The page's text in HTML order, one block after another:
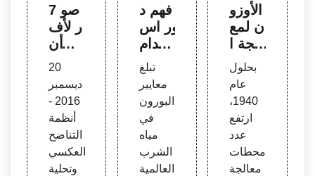
7 صو
ر لأف
ضل أن
ظمة
rtek ا
لمتقد
مة | م
عالجة
المياه
20
ديسمبر
2016 -
أنظمة
التناضح
العكسي
وتحلية
فهم د
ور اس
تخدام
المؤش
رات ا
لبيئية
تبلغ
معايير
البورون
في
مياه
الشرب
العالمية
الأوزو
ن لمع
الجة ا
لمياه
الصنا
عية و
مياه ال
صرف
الصح
ي أ
بحلول
عام
1940،
ارتفع
عدد
محطات
معالجة